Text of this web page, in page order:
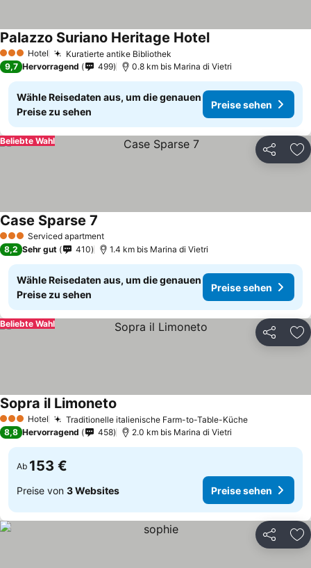
3 SterneHotel Kuratierte antike Bibliothek
Palazzo Suriano Heritage Hotel
9,7 Hervorragend 499 0.8 km bis Marina di Vietri
Wähle Reisedaten aus, um die genauen
Preise zu sehen
Preise sehen
Teilen
Beliebte Wahl
3 SterneServiced apartment
Case Sparse 7
8,2 Sehr gut 410 1.4 km bis Marina di Vietri
Wähle Reisedaten aus, um die genauen
Preise zu sehen
Preise sehen
Teilen
Beliebte Wahl
3 SterneHotel Traditionelle italienische Farm-to-Table-Küche
Sopra il Limoneto
8,8 Hervorragend 458 2.0 km bis Marina di Vietri
Ab 153 €
Preise von 3 Websites Preise sehen
Teilen